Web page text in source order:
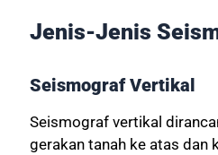
Jenis-Jenis
Seismograf Vertikal
Seismograf vertikal
gerakan tanah ke atas dan